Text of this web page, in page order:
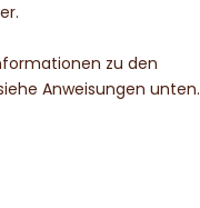
zu den
Anweisungen unten.